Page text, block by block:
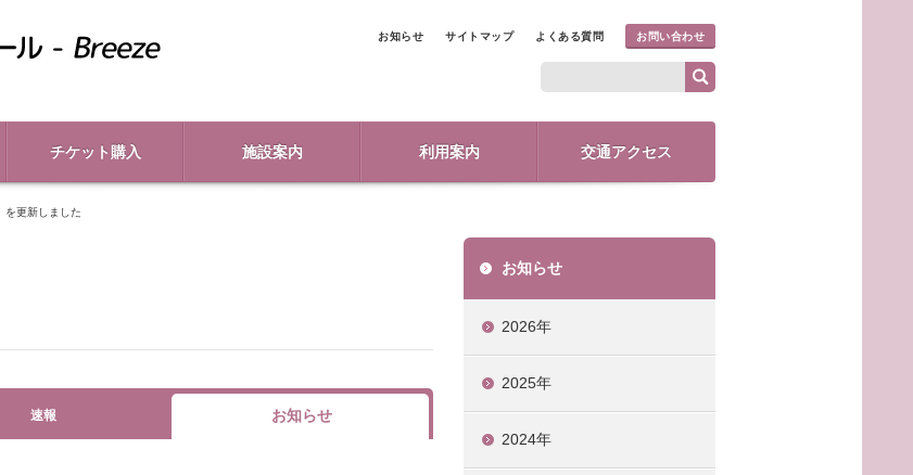
お知らせ サイトマップ よくある質問 お問い合わせ
チケット購入 施設案内 利用案内 交通アクセス
を更新しました
速報 お知らせ
お知らせ
2026年
2025年
2024年